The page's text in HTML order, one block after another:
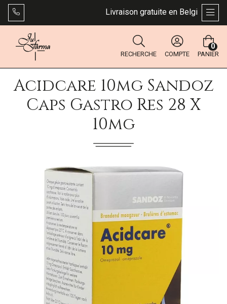
Livraison gratuite en Belgique
RECHERCHE COMPTE PANIER
0
Acidcare 10mg Sandoz
Caps Gastro Res 28 X
10mg